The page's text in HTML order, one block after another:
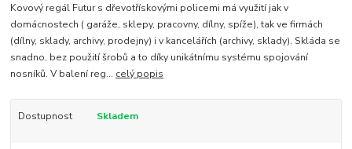
Kovový regál Futur s dřevotřískovými policemi má využití jak v
domácnostech ( garáže, sklepy, pracovny, dílny, spíže), tak ve firmách
(dílny, sklady, archivy, prodejny) i v kancelářích (archivy, sklady). Skláda se
snadno, bez použití šrobů a to díky unikátnímu systému spojování
nosníků. V balení reg... celý popis
Dostupnost Skladem